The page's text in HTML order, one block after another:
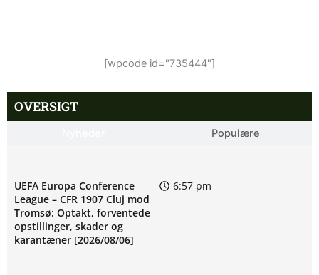
[wpcode id="735444"]
OVERSIGT
Populære
UEFA Europa Conference
League – CFR 1907 Cluj mod
Tromsø: Optakt, forventede
opstillinger, skader og
karantæner [2026/08/06]
6:57 pm